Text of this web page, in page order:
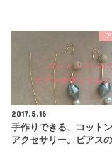
2017.5.16
手作りできる、コット
アクセサリー。ピアス